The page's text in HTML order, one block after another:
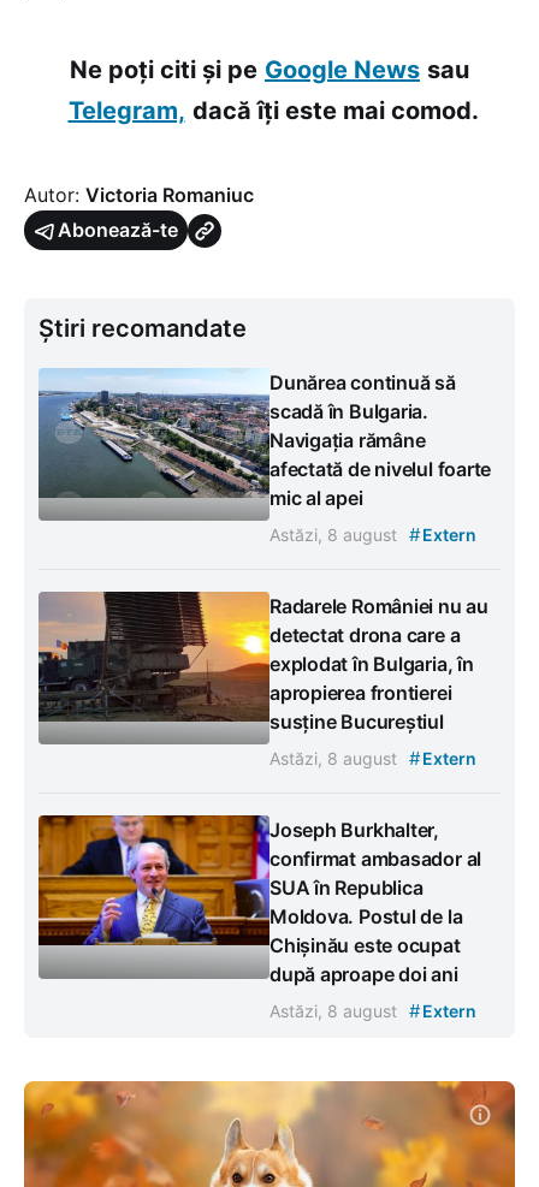
Ne poți citi și pe Google News sau
Telegram, dacă îți este mai comod.
Autor: Victoria Romaniuc
Abonează-te
Știri recomandate
Dunărea continuă să
scadă în Bulgaria.
Navigația rămâne
afectată de nivelul foarte
mic al apei
Astăzi, 8 august #Extern
Radarele României nu au
detectat drona care a
explodat în Bulgaria, în
apropierea frontierei
susține Bucureștiul
Astăzi, 8 august #Extern
Joseph Burkhalter,
confirmat ambasador al
SUA în Republica
Moldova. Postul de la
Chișinău este ocupat
după aproape doi ani
Astăzi, 8 august #Extern